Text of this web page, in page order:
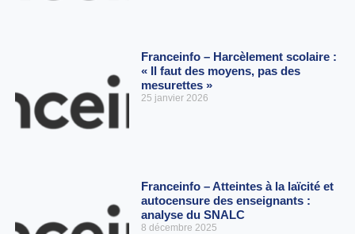
Franceinfo – Harcèlement scolaire :
« Il faut des moyens, pas des
mesurettes »
25 janvier 2026
Franceinfo – Atteintes à la laïcité et
autocensure des enseignants :
analyse du SNALC
8 décembre 2025